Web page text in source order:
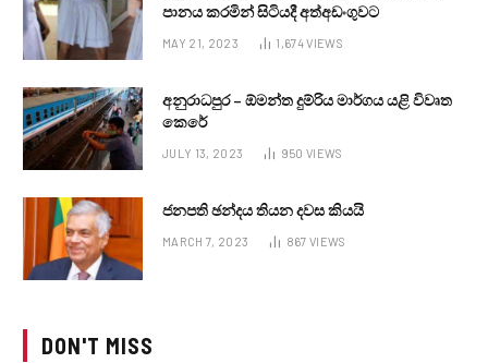
පානය කරමින් සිටියදී අත්අඩංගුවට
MAY 21, 2023 1,674VIEWS
අනුරාධපුර – ඕමන්ත දුම්රිය මාර්ගය යළි විවෘත
කෙරේ
JULY 13, 2023 950 VIEWS
ජනපති ඡන්දය තියන දවස කියයි
MARCH 7, 2023 867 VIEWS
DON'T MISS